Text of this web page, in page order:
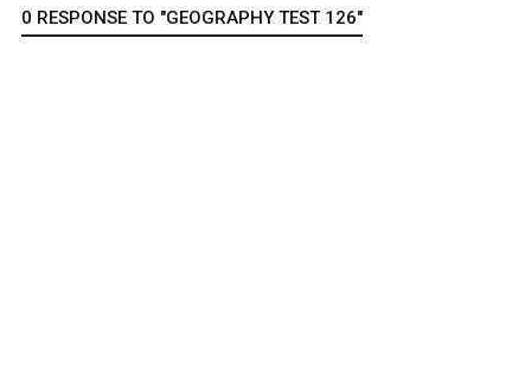
0 RESPONSE TO "GEOGRAPHY TEST 126"